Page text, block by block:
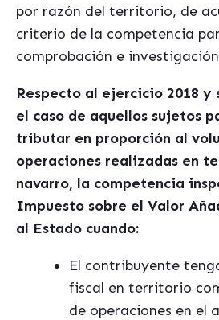
por razón del territorio, de
criterio de la competencia
comprobación e
Respecto al ejercicio 2018 y
el caso de aquellos sujetos
tributar en proporción al
operaciones realizadas en
navarro, la competencia
Impuesto sobre el Valor
al Estado cuando:
El contribuyente
fiscal en territorio
de operaciones en el